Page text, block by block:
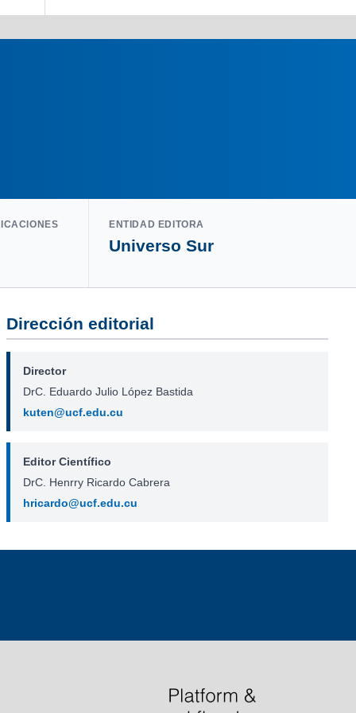
ENTIDAD EDITORA
Universo Sur
Dirección editorial
Director
DrC. Eduardo Julio López Bastida
kuten@ucf.edu.cu
Editor Científico
DrC. Henrry Ricardo Cabrera
hricardo@ucf.edu.cu